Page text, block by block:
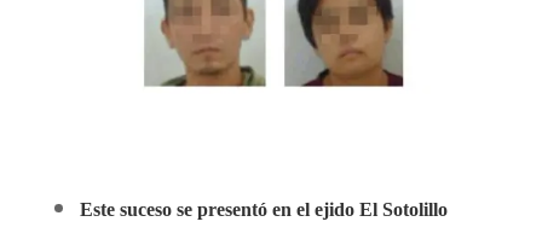
Este suceso se presentó en el ejido El Sotolillo